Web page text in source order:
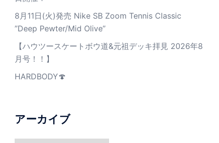
8月11日(火)発売 Nike SB Zoom Tennis Classic
”Deep Pewter/Mid Olive”
【ハウツースケートボウ道&元祖デッキ拝見 2026年8
月号！！】
HARDBODY🍄
アーカイブ